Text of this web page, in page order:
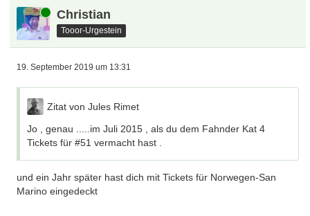
Online Christian
Tooor-Urgestein
19. September 2019 um 13:31
Zitat von Jules Rimet
Jo , genau .....im Juli 2015 , als du dem Fahnder Kat 4
Tickets für #51 vermacht hast .
und ein Jahr später hast dich mit Tickets für Norwegen-San
Marino eingedeckt